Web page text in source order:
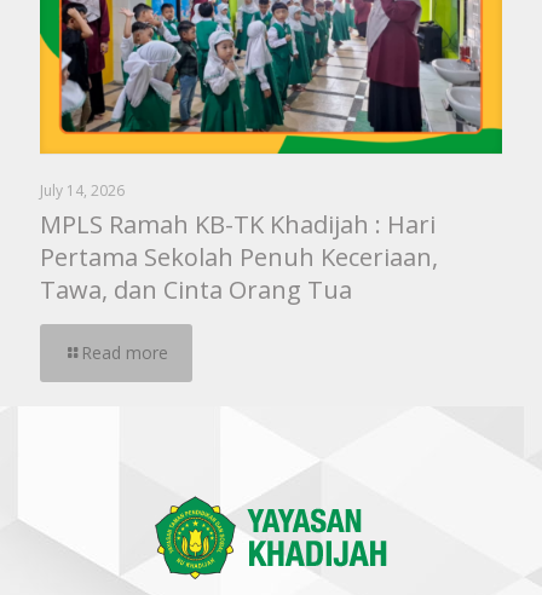
July 14, 2026
MPLS Ramah KB-TK Khadijah : Hari
Pertama Sekolah Penuh Keceriaan,
Tawa, dan Cinta Orang Tua
Read more